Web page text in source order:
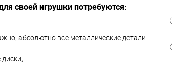
своей игрушки потребуются:
абсолютно все металлические детали